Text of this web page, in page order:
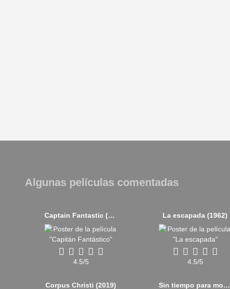
Algunas películas comentadas
Captain Fantastic (2016)
4.5/5
La escapada (1962)
4.5/5
Corpus Christi (2019) Sin tiempo para morir (2021)